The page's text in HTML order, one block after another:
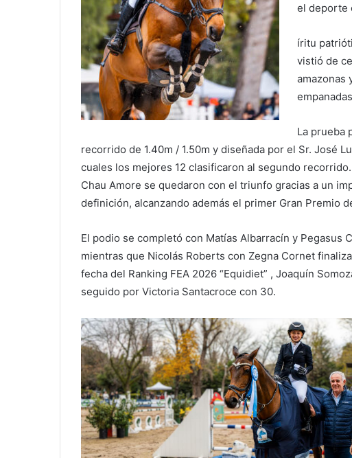
el deporte
íritu
vistió de
amazonas
La prueba
recorrido de 1.40m / 1.50m y diseñada por el Sr. José
cuales los mejores 12 clasificaron al segundo
Chau Amore se quedaron con el triunfo gracias a un
definición, alcanzando además el primer Gran Premio
El podio se completó con Matías Albarracín y Pegasus
mientras que Nicolás Roberts con Zegna Cornet
fecha del Ranking FEA 2026 “Equidiet” , Joaquín
seguido por Victoria Santacroce con 30.